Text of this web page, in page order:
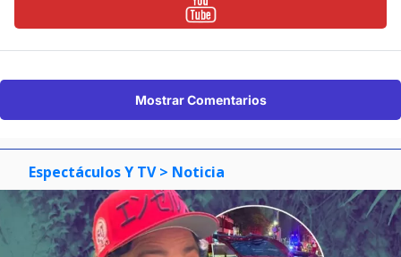
Mostrar Comentarios
Espectáculos Y TV > Noticia